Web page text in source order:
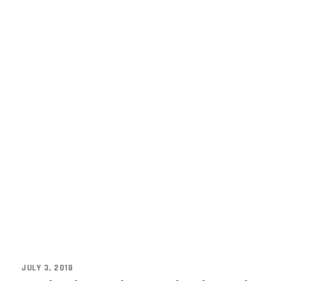
JULY 3, 2018